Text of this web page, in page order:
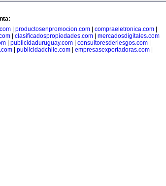
productosenpromocion.com compraeletronica.com
| clasificadospropiedades.com| mercadosdigitales.com
publicidaduruguay.com consultoresderiesgos.com
| publicidadchile.com| empresasexportadoras.com|